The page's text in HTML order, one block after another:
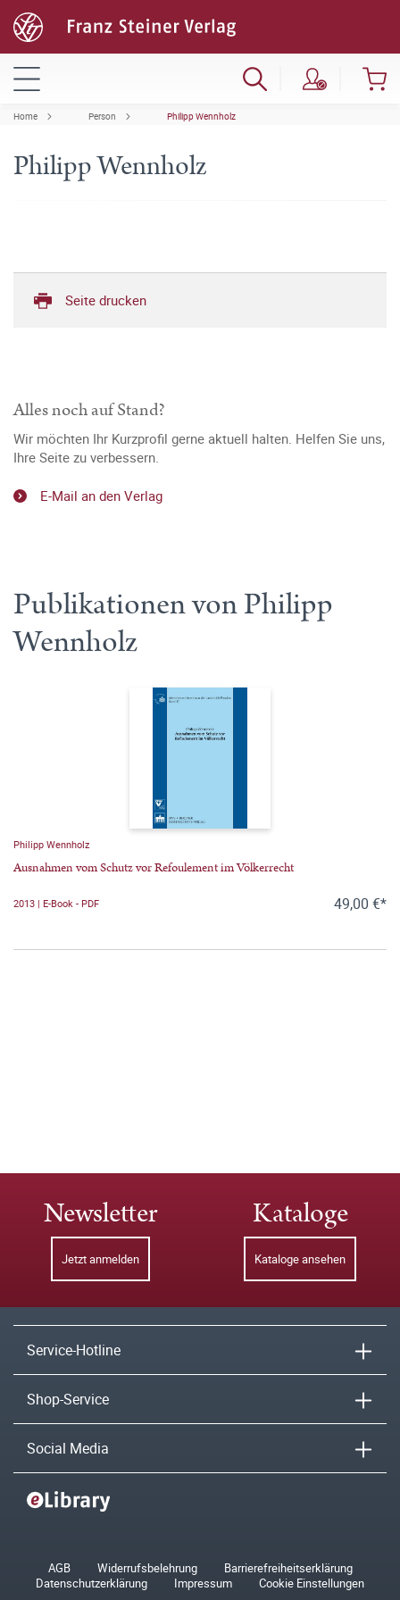
Home Person Philipp Wennholz
Philipp Wennholz
Seite drucken
Alles noch auf Stand?
Wir möchten Ihr Kurzprofil gerne aktuell halten. Helfen Sie uns,
Ihre Seite zu verbessern.
E-Mail an den Verlag
Publikationen von Philipp
Wennholz
Philipp Wennholz
Ausnahmen vom Schutz vor Refoulement im Völkerrecht
2013 | E-Book - PDF 49,00 €*
Newsletter
Jetzt anmelden
Kataloge
Kataloge ansehen
Service-Hotline
Shop-Service
Social Media
AGB Widerrufsbelehrung
Barrierefreiheitserklärung
Datenschutzerklärung
Impressum Cookie Einstellungen